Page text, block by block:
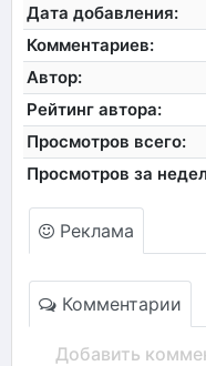
Дата добавления:
Комментариев:
Автор:
Рейтинг автора:
Просмотров всего:
Просмотров за
Реклама
Комментарии
Добавить